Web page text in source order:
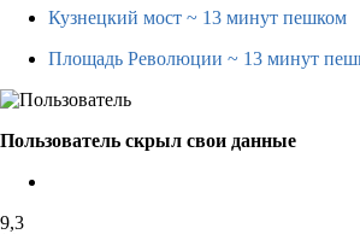
Кузнецкий мост ~ 13 минут пешком
Площадь Революции ~ 13 минут
Пользователь скрыл свои данные
9,3